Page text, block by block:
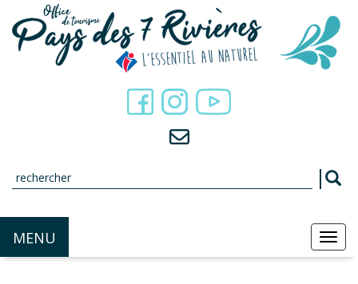
MENU
Panneau de gestion des cookies